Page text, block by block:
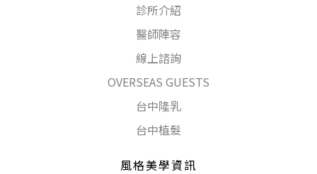
診所介紹
醫師陣容
線上諮詢
OVERSEAS GUESTS
台中隆乳
台中植髮
風格美學資訊